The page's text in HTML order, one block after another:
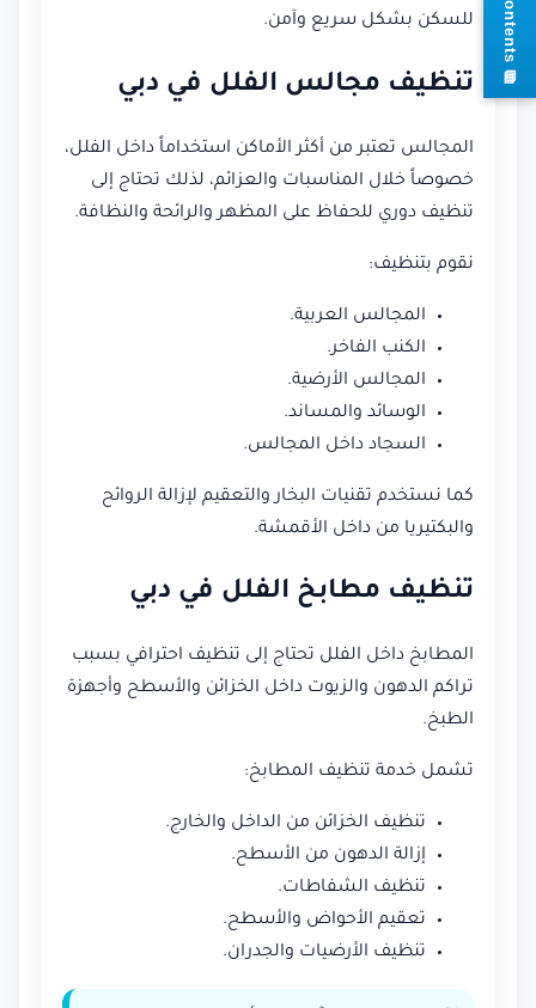
للسكن بشكل سريع وآمن.
تنظيف مجالس الفلل في دبي
المجالس تعتبر من أكثر الأماكن استخداماً داخل الفلل،
خصوصاً خلال المناسبات والعزائم، لذلك تحتاج إلى
تنظيف دوري للحفاظ على المظهر والرائحة والنظافة.
نقوم بتنظيف:
المجالس العربية.
الكنب الفاخر.
المجالس الأرضية.
الوسائد والمساند.
السجاد داخل المجالس.
كما نستخدم تقنيات البخار والتعقيم لإزالة الروائح
والبكتيريا من داخل الأقمشة.
تنظيف مطابخ الفلل في دبي
المطابخ داخل الفلل تحتاج إلى تنظيف احترافي بسبب
تراكم الدهون والزيوت داخل الخزائن والأسطح وأجهزة
الطبخ.
تشمل خدمة تنظيف المطابخ:
تنظيف الخزائن من الداخل والخارج.
إزالة الدهون من الأسطح.
تنظيف الشفاطات.
تعقيم الأحواض والأسطح.
تنظيف الأرضيات والجدران.
s